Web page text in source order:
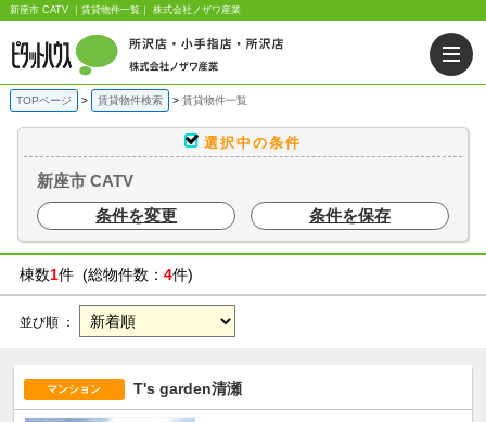
新座市 CATV ｜賃貸物件一覧｜ 株式会社ノザワ産業
TOPページ 賃貸物件検索 賃貸物件一覧
選択中の条件
新座市 CATV
条件を変更
条件を保存
棟数1件 (総物件数： 4件)
並び順 ：
マンション T's garden清瀬